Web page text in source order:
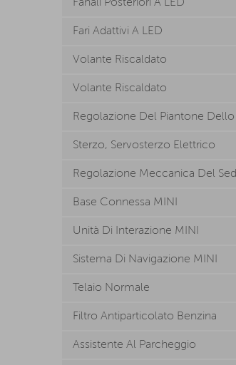
Fanali Posteriori A LED
Fari Adattivi A LED
Volante Riscaldato
Volante Riscaldato
Regolazione Del Piantone Dello
Sterzo, Servosterzo Elettrico
Regolazione Meccanica Del
Base Connessa MINI
Unità Di Interazione MINI
Sistema Di Navigazione MINI
Telaio Normale
Filtro Antiparticolato Benzina
Assistente Al Parcheggio